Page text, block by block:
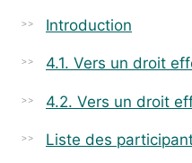
Introduction
4.1. Vers un droit
4.2. Vers un droit
Liste des